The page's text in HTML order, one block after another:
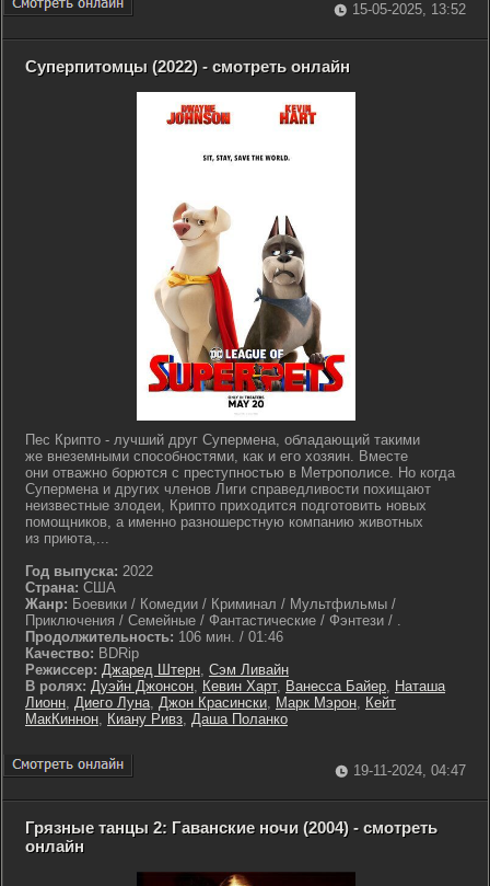
15-05-2025, 13:52
Суперпитомцы (2022) - смотреть онлайн
Пес Крипто - лучший друг Супермена, обладающий такими
же внеземными способностями, как и его хозяин. Вместе
они отважно борются с преступностью в Метрополисе. Но когда
Супермена и других членов Лиги справедливости похищают
неизвестные злодеи, Крипто приходится подготовить новых
помощников, а именно разношерстную компанию животных
из приюта,...
Год выпуска: 2022
Страна: США
Жанр: Боевики / Комедии / Криминал / Мультфильмы /
Приключения / Семейные / Фантастические / Фэнтези / .
Продолжительность: 106 мин. / 01:46
Качество: BDRip
Режиссер: Джаред Штерн, Сэм Ливайн
В ролях: Дуэйн Джонсон, Кевин Харт, Ванесса Байер, Наташа
Лионн, Диего Луна, Джон Красински, Марк Мэрон, Кейт
МакКиннон, Киану Ривз, Даша Поланко
19-11-2024, 04:47
Грязные танцы 2: Гаванские ночи (2004) - смотреть
онлайн